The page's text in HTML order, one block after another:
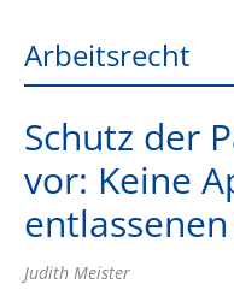
Arbeitsrecht
Schutz der
vor: Keine
Judith Meister